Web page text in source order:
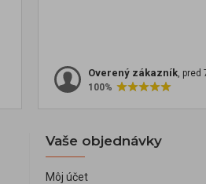
Overený zákazník, pred
100%
Vaše objednávky
Môj účet